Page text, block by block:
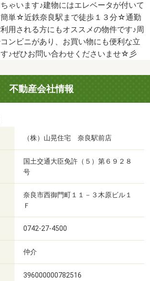
ゃいます♪建物にはエレベータが付いて
簡単☆近鉄奈良駅まで徒歩１３分☆通勤
用される方にもオススメの物件です♪周
ンビニがあり、お買い物にも便利な立
♪ぜひお問い合わせくださいませ☆彡
不動産会社情報
（株）山晃住宅 奈良駅前店
国土交通大臣免許（５）第６９２８
号
奈良市西御門町１１－３木原ビル１
Ｆ
0742-27-4500
仲介
396000000782516